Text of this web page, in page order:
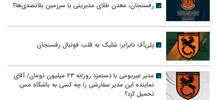
رفسنجان، معدن طلای مدیریتی یا سرزمین بلاتصدی‌ها؟
پلی‌آف نابرابر؛ شلیک به قلب فوتبال رفسنجان
مدیر غیربومی با دستمزد روزانه ۲۳ میلیون تومان/ آقای
نماینده این مدیر سفارشی را چه کسی به باشگاه مس
تحمیل کرد؟